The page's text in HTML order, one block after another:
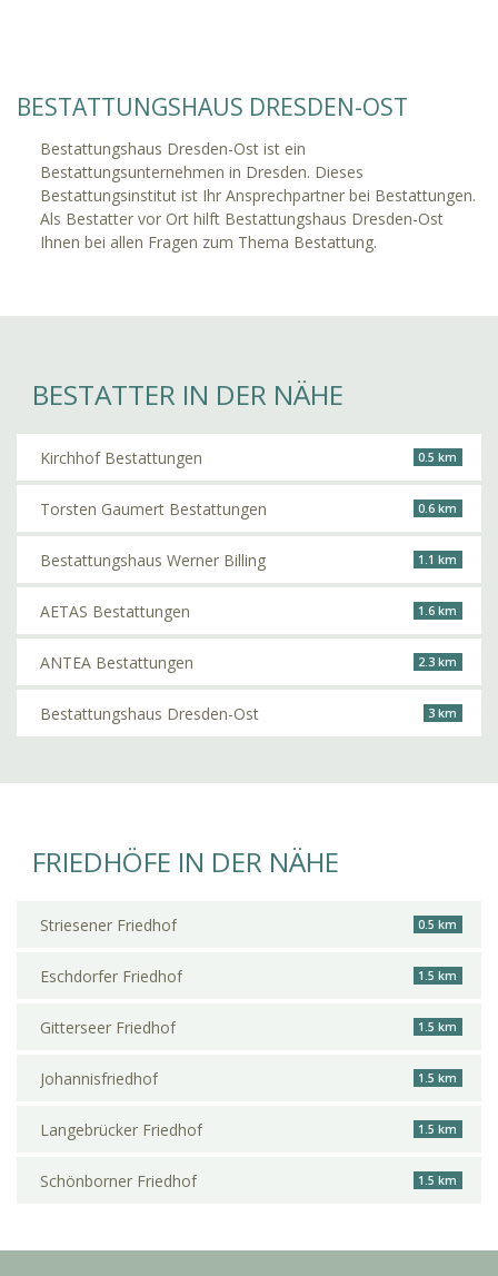
BESTATTUNGSHAUS DRESDEN-OST
Bestattungshaus Dresden-Ost ist ein
Bestattungsunternehmen in Dresden. Dieses
Bestattungsinstitut ist Ihr Ansprechpartner bei Bestattungen.
Als Bestatter vor Ort hilft Bestattungshaus Dresden-Ost
Ihnen bei allen Fragen zum Thema Bestattung.
BESTATTER IN DER NÄHE
Kirchhof Bestattungen 0.5 km
Torsten Gaumert Bestattungen 0.6 km
Bestattungshaus Werner Billing 1.1 km
AETAS Bestattungen 1.6 km
ANTEA Bestattungen 2.3 km
Bestattungshaus Dresden-Ost 3 km
FRIEDHÖFE IN DER NÄHE
Striesener Friedhof 0.5 km
Eschdorfer Friedhof 1.5 km
Gitterseer Friedhof 1.5 km
Johannisfriedhof 1.5 km
Langebrücker Friedhof 1.5 km
Schönborner Friedhof 1.5 km